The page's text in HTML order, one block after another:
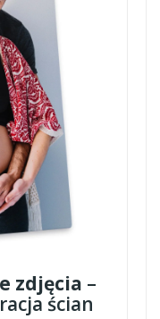
zdjęcia –
ścian